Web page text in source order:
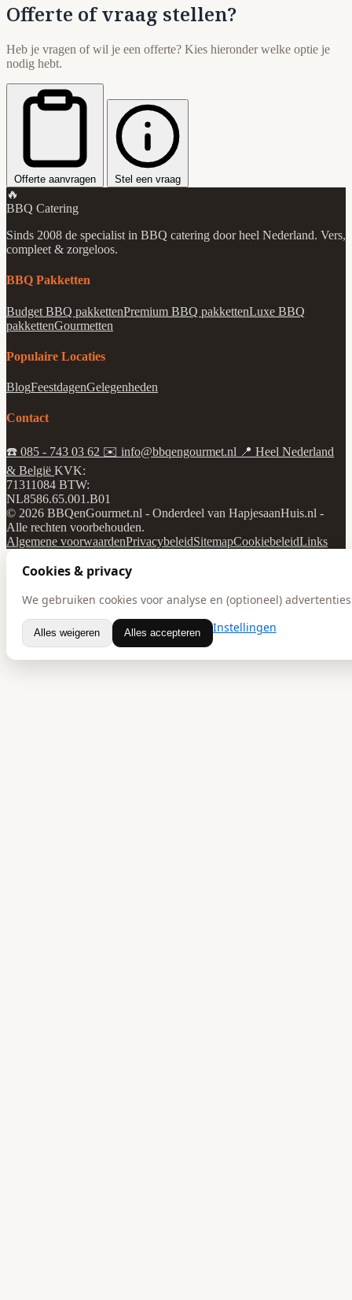
Offerte of vraag stellen?
Heb je vragen of wil je een offerte? Kies hieronder welke optie je
nodig hebt.
Offerte aanvragen Stel een vraag
🔥
BBQ Catering
Sinds 2008 de specialist in BBQ catering door heel Nederland. Vers,
compleet & zorgeloos.
BBQ Pakketten
Budget BBQ pakkettenPremium BBQ pakkettenLuxe BBQ
pakkettenGourmetten
Populaire Locaties
BlogFeestdagenGelegenheden
Contact
☎️ 085 - 743 03 62 ✉️ info@bbqengourmet.nl 📍 Heel Nederland
& België KVK:
71311084 BTW:
NL8586.65.001.B01
© 2026 BBQenGourmet.nl - Onderdeel van HapjesaanHuis.nl -
Alle rechten voorbehouden.
Algemene voorwaardenPrivacybeleidSitemapCookiebeleidLinks
Cookies & privacy
We gebruiken cookies voor analyse en (optioneel)
Alles weigeren Alles accepteren Instellingen